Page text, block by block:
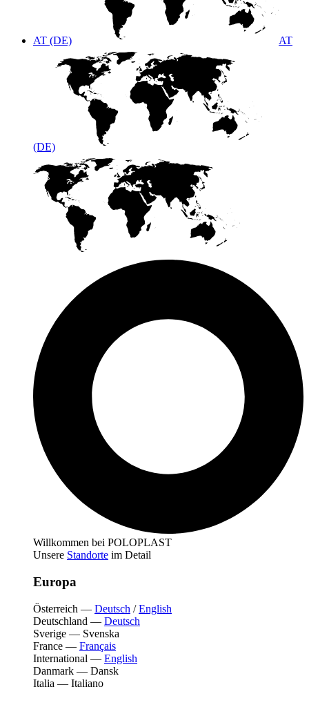
AT (DE) AT
(DE)
Willkommen bei POLOPLAST
Unsere Standorte im Detail
Europa
Österreich — Deutsch /English
Deutschland — Deutsch
Sverige — Svenska
France — Français
International — English
Danmark — Dansk
Italia — Italiano